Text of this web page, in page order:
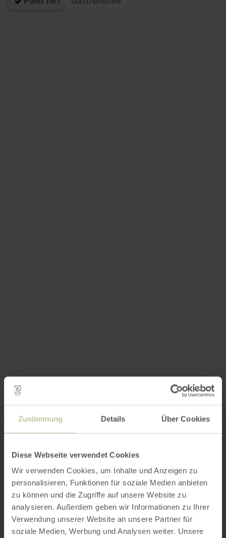
Zustimmung Details Über Cookies
Diese Webseite verwendet Cookies
Wir verwenden Cookies, um Inhalte und Anzeigen zu
personalisieren, Funktionen für soziale Medien anbieten
zu können und die Zugriffe auf unsere Website zu
analysieren. Außerdem geben wir Informationen zu Ihrer
Verwendung unserer Website an unsere Partner für
soziale Medien, Werbung und Analysen weiter. Unsere